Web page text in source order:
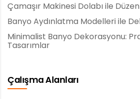
Çamaşır Makinesi Dolabı ile
Banyo Aydınlatma Modelleri ile
Minimalist Banyo Dekorasyonu:
Tasarımlar
Çalışma Alanları